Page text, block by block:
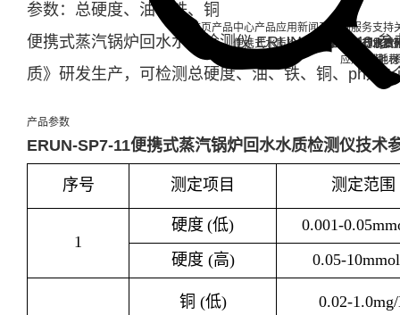
首页产品中心
便携式水质检测仪
实验室台式水质
试剂耗材
产品应用
循环冷却水饮
地
新闻及案例
企业资讯行业资
应用案例
服务支持
售后
参数：总硬度、油、铁、铜
便携式蒸汽锅炉回水水质检测仪ERUN-SP7-C40参
质》研发生产，可检测总硬度、油、铁、铜、ph这5
产品参数
ERUN-SP7-11便携式蒸汽锅炉回水水质检测仪技术
序号 测定项目 测定范围
1
硬度 (低)
0.001-
硬度 (高)
0.05-
铜 (低) 0.02-